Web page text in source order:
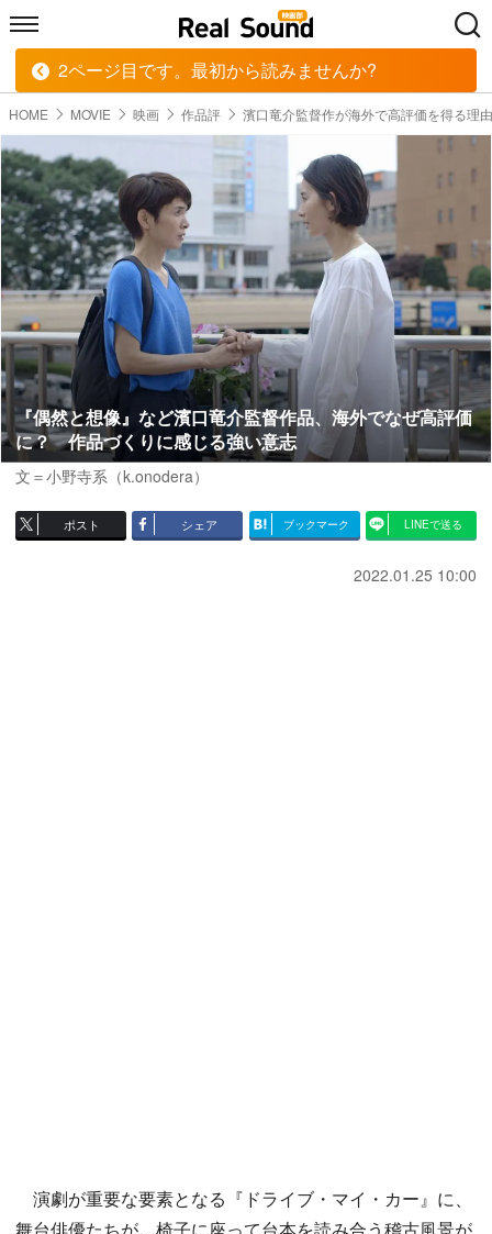
HOME MUSIC MOVIE TECH
HOME MOVIE 映画 作品評 濱口竜介監督作が海外で高評価を得る理由
『偶然と想像』など濱口竜介監督作品、海外でなぜ高評価
に？ 作品づくりに感じる強い意志
文＝小野寺系（k.onodera）
ポスト シェア ブックマーク LINEで送る
2022.01.25 10:00
演劇が重要な要素となる『ドライブ・マイ・カー』に、
2ページ目です。最初から読みませんか?